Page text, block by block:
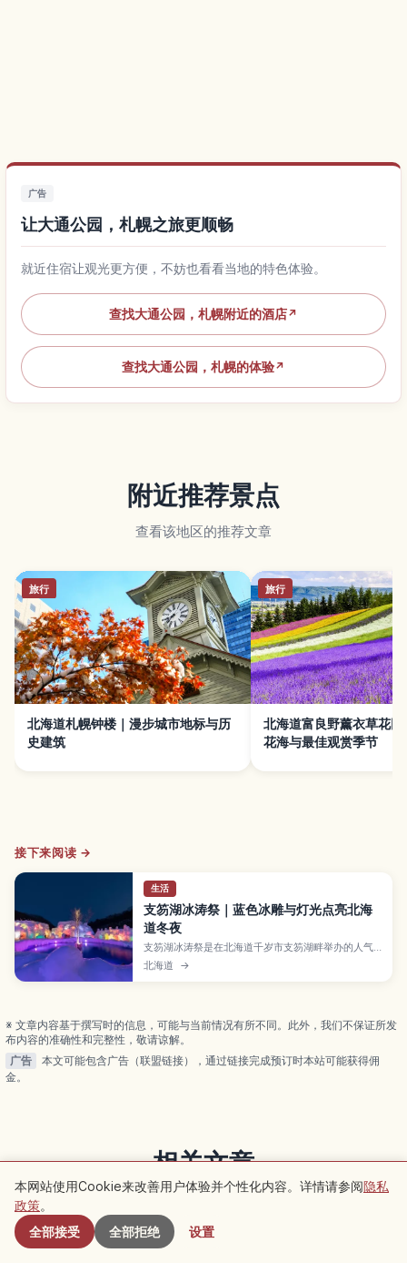
广告
让大通公园，札幌之旅更顺畅
就近住宿让观光更方便，不妨也看看当地的特色体验。
查找大通公园，札幌附近的酒店↗
查找大通公园，札幌的体验↗
附近推荐景点
查看该地区的推荐文章
旅行
北海道札幌钟楼｜漫步城市地标与历
史建筑
旅行
北海道富良野薰衣草花田
花海与最佳观赏季节
接下来阅读 →
生活
支笏湖冰涛祭｜蓝色冰雕与灯光点亮北海
道冬夜
支笏湖冰涛祭是在北海道千岁市支笏湖畔举办的人气
冬季活动。祭典以用湖水打造的湛蓝冰雕为特色，白
天可以欣赏透明的“支笏湖蓝”，夜晚有绚丽灯光点
程。
北海道 →
※ 文章内容基于撰写时的信息，可能与当前情况有所不同。此外，我们不保证所发
布内容的准确性和完整性，敬请谅解。
广告
本文可能包含广告（联盟链接），通过链接完成预订时本站可能获得佣
金。
相关文章
查看同类别的更多文章
附近景点
本网站使用Cookie来改善用户体验并个性化内容。详情请参阅隐私
政策。
全部接受
全部拒绝 设置